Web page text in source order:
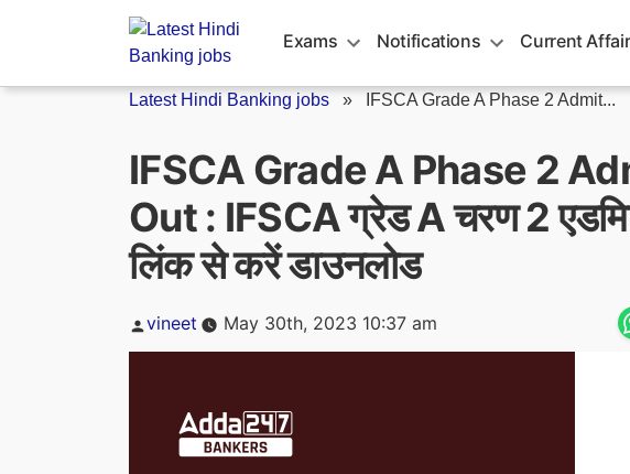
Exams Notifications Current
Latest Hindi Banking jobs » IFSCA Grade A Phase 2 Admit...
IFSCA Grade A Phase 2
Out : IFSCA ग्रेड A चरण 2 एडमिट
लिंक से करें डाउनलोड
Posted
vineet May 30th, 2023 10:37 am